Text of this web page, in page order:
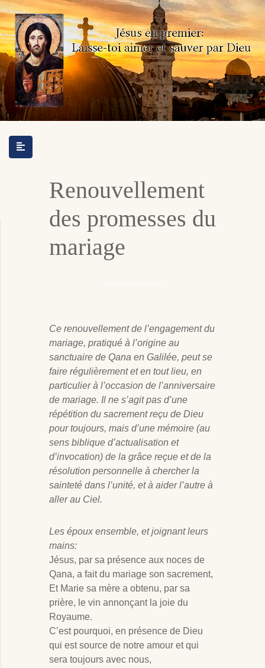
Renouvellement
des promesses du
mariage
Ce renouvellement de l’engagement du
mariage, pratiqué à l’origine au
sanctuaire de Qana en Galilée, peut se
faire régulièrement et en tout lieu, en
particulier à l’occasion de l’anniversaire
de mariage. Il ne s’agit pas d’une
répétition du sacrement reçu de Dieu
pour toujours, mais d’une mémoire (au
sens biblique d’actualisation et
d’invocation) de la grâce reçue et de la
résolution personnelle à chercher la
sainteté dans l’unité, et à aider l’autre à
aller au Ciel.
Les époux ensemble, et joignant leurs
mains:
Jésus, par sa présence aux noces de
Qana, a fait du mariage son sacrement,
Et Marie sa mère a obtenu, par sa
prière, le vin annonçant la joie du
Royaume.
C’est pourquoi, en présence de Dieu
qui est source de notre amour et qui
sera toujours avec nous,